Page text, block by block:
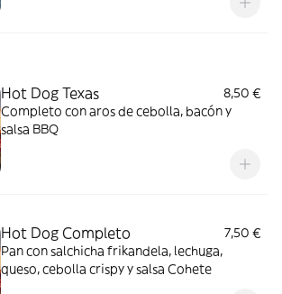
Hot Dog Texas
8,50 €
Completo con aros de cebolla, bacón y
salsa BBQ
Hot Dog Completo
7,50 €
Pan con salchicha frikandela, lechuga,
queso, cebolla crispy y salsa Cohete